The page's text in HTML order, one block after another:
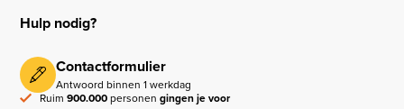
Hulp nodig?
Contactformulier
Antwoord binnen 1 werkdag
Ruim900.000personengingen je voor